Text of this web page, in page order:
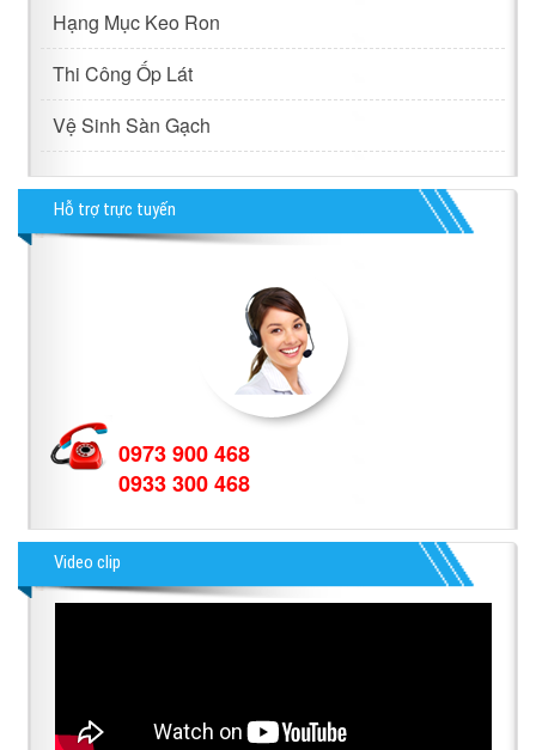
Hạng Mục Keo Ron
Thi Công Ốp Lát
Vệ Sinh Sàn Gạch
Hỗ trợ trực tuyến
0973 900 468
0933 300 468
Video clip